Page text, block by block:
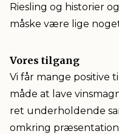
Riesling og historier
måske være lige
Vores tilgang
Vi får mange positive
måde at lave
ret underholdende
omkring